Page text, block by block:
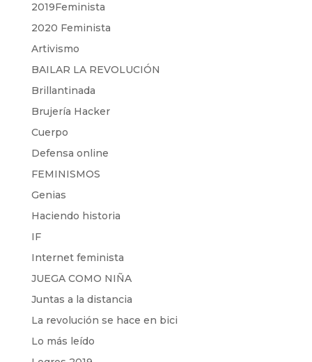
2019Feminista
2020 Feminista
Artivismo
BAILAR LA REVOLUCIÓN
Brillantinada
Brujería Hacker
Cuerpo
Defensa online
FEMINISMOS
Genias
Haciendo historia
IF
Internet feminista
JUEGA COMO NIÑA
Juntas a la distancia
La revolución se hace en bici
Lo más leído